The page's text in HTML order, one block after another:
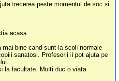
trecerea peste momentul de soc si
acasa.
bine cand sunt la scoli normale
sanatosi. Profesorii ii pot ajuta pe
la facultate. Multi duc o viata